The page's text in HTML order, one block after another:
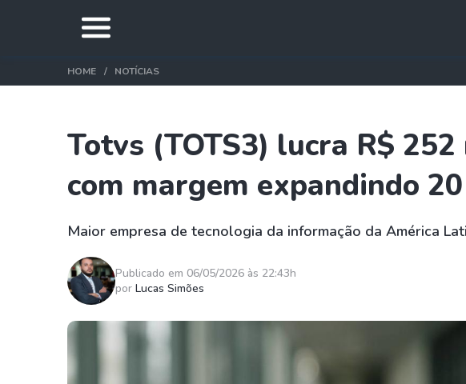
HOME NOTÍCIAS
Totvs (TOTS3) lucra R$
com margem expandindo
Maior empresa de tecnologia da informação da América
Publicado em 06/05/2026 às 22:43h
por Lucas Simões